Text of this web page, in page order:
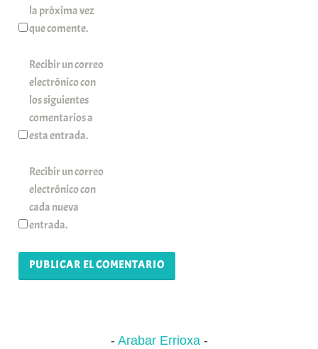
la próxima vez
que comente.
Recibir un correo
electrónico con
los siguientes
comentarios a
esta entrada.
Recibir un correo
electrónico con
cada nueva
entrada.
Arabar Errioxa